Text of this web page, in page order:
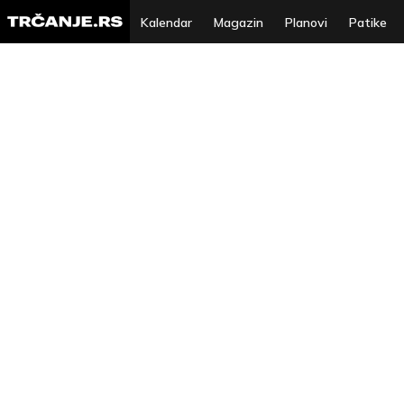
Kalendar Magazin Planovi Patike